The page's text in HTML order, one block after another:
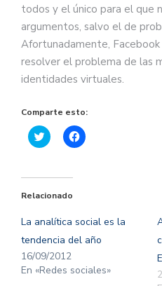
todos y el único para el que
argumentos, salvo el de
Afortunadamente,
resolver el problema de las
identidades virtuales.
Comparte esto:
Haz
clic
Twitter
abre
una
ventana
nueva)
Haz
clic
una
ventana
nueva)
Relacionado
La analítica social es la
tendencia del año
16/09/2012
En «Redes sociales»